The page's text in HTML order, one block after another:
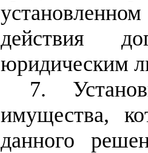
действия
юридическим
7.
имущества,
данного